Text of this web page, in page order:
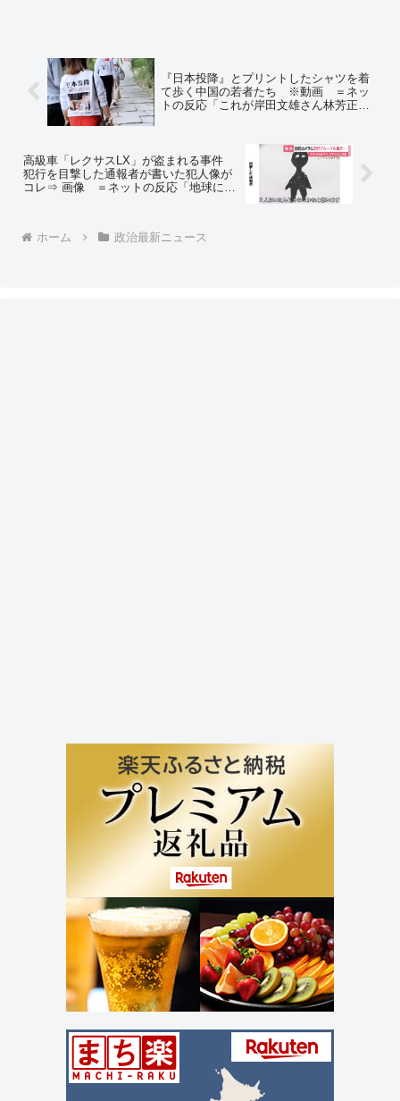
『日本投降』とプリントしたシャツを着
て歩く中国の若者たち ※動画 ＝ネッ
トの反応「これが岸田文雄さん林芳正さ
高級車「レクサスLX」が盗まれる事件
犯行を目撃した通報者が書いた犯人像が
コレ⇒ 画像 ＝ネットの反応「地球には
ホーム
政治最新ニュース